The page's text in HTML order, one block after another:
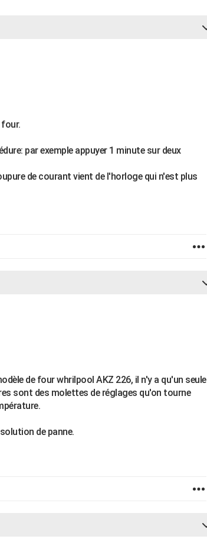
par exemple appuyer 1 minute sur deux
de courant vient de l'horloge qui n'est plus
de four whrilpool AKZ 226, il n'y a qu'un seule
sont des molettes de réglages qu'on tourne
de panne.